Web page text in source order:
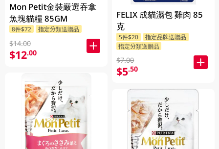
Mon Petit金裝嚴選吞拿
魚塊貓糧 85GM
8件$72 指定分類送贈品
$14.00
$12.00
FELIX 成貓濕包 雞肉 85
克
5件$20
指定品牌送贈品
指定分類送贈品
$7.00
$5.50